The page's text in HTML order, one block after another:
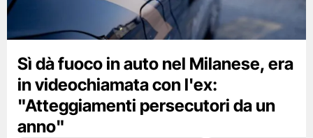
Sì dà fuoco in auto nel Milanese, era
in videochiamata con l'ex:
"Atteggiamenti persecutori da un
anno"